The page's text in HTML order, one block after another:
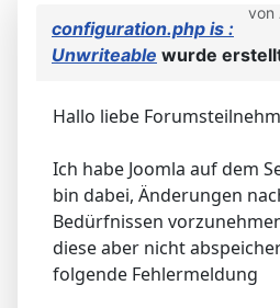
von
configuration.php is :
Unwriteable wurde
Hallo liebe
Ich habe Joomla auf dem
bin dabei, Änderungen
Bedürfnissen
diese aber nicht
folgende Fehlermeldung